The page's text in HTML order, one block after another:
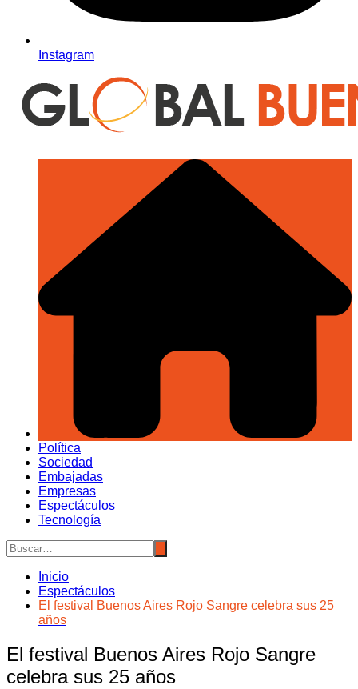
Instagram
Política
Sociedad
Embajadas
Empresas
Espectáculos
Tecnología
Inicio
Espectáculos
El festival Buenos Aires Rojo Sangre celebra sus 25
años
El festival Buenos Aires Rojo Sangre
celebra sus 25 años